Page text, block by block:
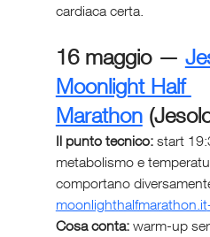
cardiaca certa.
16 maggio —
Moonlight Half
Marathon
Il punto tecnico: start
metabolismo e
comportano
moonlighthalfmarathon.it
Cosa conta: warm-up